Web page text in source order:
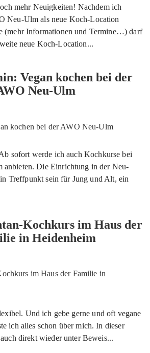
Neu-Ulm als neue Koch-Location
(mehr Informationen und Termine…) darf
neue Koch-Location...
Vegan kochen bei der
Neu-Ulm
anbieten. Die Einrichtung in der Neu-
Treffpunkt sein für Jung und Alt, ein
Kochkurs im Haus der
in Heidenheim
ich alles schon über mich. In dieser
direkt wieder unter Beweis...